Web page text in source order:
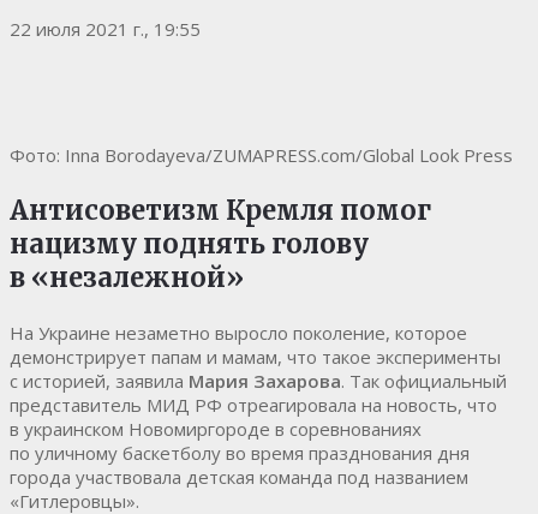
22 июля 2021 г., 19:55
Фото: Inna Borodayeva/ZUMAPRESS.com/Global Look Press
Антисоветизм Кремля помог
нацизму поднять голову
в «незалежной»
На Украине незаметно выросло поколение, которое
демонстрирует папам и мамам, что такое эксперименты
с историей, заявила Мария Захарова. Так официальный
представитель МИД РФ отреагировала на новость, что
в украинском Новомиргороде в соревнованиях
по уличному баскетболу во время празднования дня
города участвовала детская команда под названием
«Гитлеровцы».